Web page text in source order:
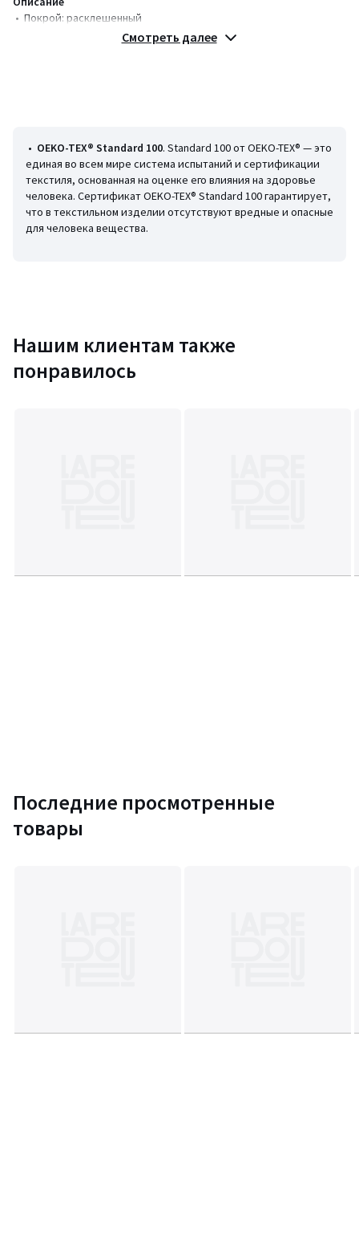
• Покрой: расклешенный
• 55% лен, 45% вискоза
• Машинная стирка при 30 °С
• Гладить при умеренной температуре, отбеливание запрещено
• Машинная сушка запрещена
• Химчистка запрещена
(FR) - 58 (RUS)
Смотреть далее
• OEKO-TEX® Standard 100. Standard 100 от OEKO-TEX® — это
единая во всем мире система испытаний и сертификации
текстиля, основанная на оценке его влияния на здоровье
человека. Сертификат OEKO-TEX® Standard 100 гарантирует,
что в текстильном изделии отсутствуют вредные и опасные
для человека вещества.
Нашим клиентам также
понравилось
Последние просмотренные
товары